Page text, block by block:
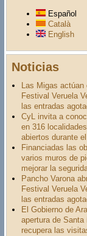
Español
Català
English
Noticias
Las Migas actúan
Festival Veruela
las entradas
CyL invita a
en 316
abiertos durante
Financiadas las
varios muros de
mejorar la
Pancho Varona
Festival Veruela
las entradas
El Gobierno de
apertura de
recupera las